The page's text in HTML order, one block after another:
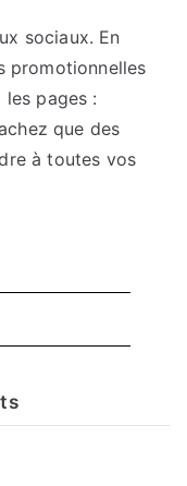
sociaux. En
promotionnelles
pages :
que des
à toutes vos